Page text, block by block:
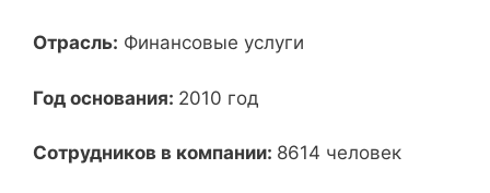
Отрасль: Финансовые услуги
Год основания: 2010 год
Сотрудников в компании: 8614 человек